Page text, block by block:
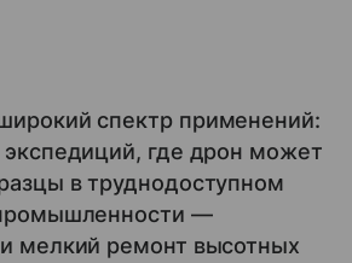
спектр применений:
экспедиций, где дрон может
в труднодоступном
—
мелкий ремонт высотных